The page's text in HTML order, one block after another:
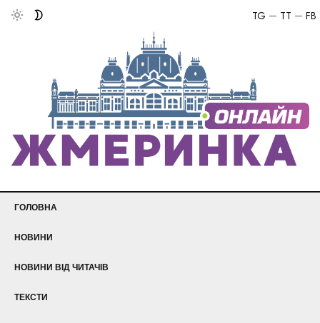
FB
TT
TG
ГОЛОВНА
НОВИНИ
НОВИНИ ВІД ЧИТАЧІВ
ТЕКСТИ